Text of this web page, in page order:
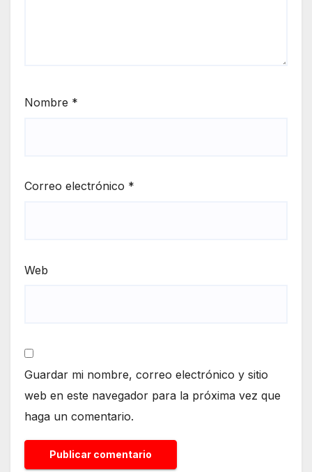
Nombre *
Correo electrónico *
Web
Guardar mi nombre, correo electrónico y sitio
web en este navegador para la próxima vez que
haga un comentario.